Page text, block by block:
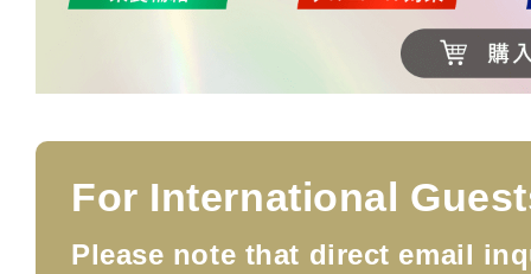
For International
Please note that direct email